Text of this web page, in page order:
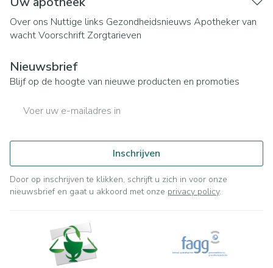
Over ons Nuttige links Gezondheidsnieuws Apotheker van
wachtVoorschrift Zorgtarieven
Nieuwsbrief
Blijf op de hoogte van nieuwe producten en promoties
Inschrijven
Door op inschrijven te klikken, schrijft u zich in voor onze
nieuwsbrief en gaat u akkoord met onze privacy policy.